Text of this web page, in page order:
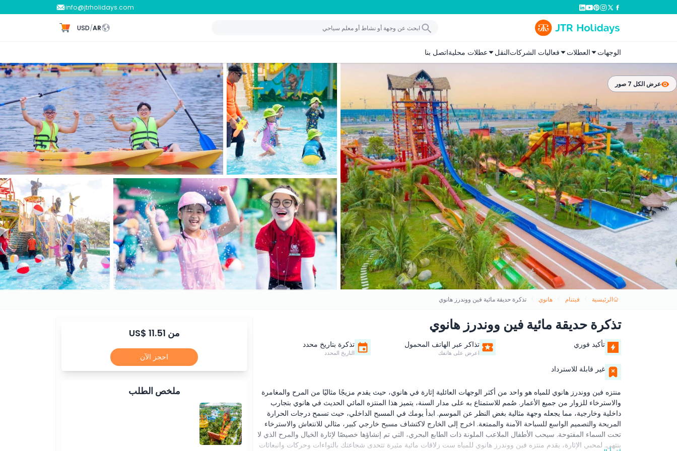
info@jtrholidays.com
AR
/
USD
الوجهات العطلات فعاليات الشركاتالنقل عطلات محليةاتصل بنا
عرض الكل 7 صور
الرئيسية فيتنام هانوي تذكرة حديقة مائية فين ووندرز هانوي
تذكرة حديقة مائية فين ووندرز هانوي
تأكيد فوري تذاكر عبر الهاتف المحمول
اعرض على هاتفك
تذكرة بتاريخ محدد
التاريخ المحدد
غير قابلة للاسترداد
منتزه فين ووندرز هانوي للمياه هو واحد من أكثر الوجهات العائلية إثارة في هانوي، حيث يقدم مزيجًا مثاليًا من المرح والمغامرة
والاسترخاء للزوار من جميع الأعمار. صُمم للاستمتاع به على مدار السنة، يتميز هذا المنتزه المائي الحديث في هانوي بتجارب
داخلية وخارجية، مما يجعله وجهة مثالية بغض النظر عن الموسم. ابدأ يومك في المسبح الداخلي، حيث تسمح درجات الحرارة
المريحة والتصميم الواسع للسباحة الآمنة والممتعة. اخرج إلى الخارج لاكتشاف مسبح خارجي كبير، مثالي للانتعاش والاسترخاء
تحت السماء المفتوحة. سيحب الأطفال الملاعب الملونة ذات الطابع البحري، التي تم إنشاؤها خصيصًا لإثارة الخيال والمرح الذي لا
ينتهي. لمحبي الإثارة، يقدم منتزه فين ووندرز هانوي للمياه ست زلاقات مائية مثيرة تتحدى شجاعتك بالتواءات وحركات وانبعاثات
من US$ 11.51
احجز الآن
ملخص الطلب